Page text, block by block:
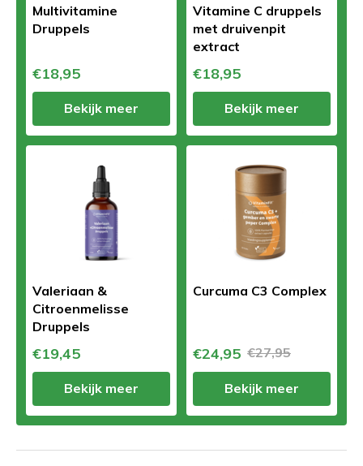
Multivitamine
Druppels
€18,95
Bekijk meer
Vitamine C druppels
met druivenpit
extract
€18,95
Bekijk meer
Valeriaan &
Citroenmelisse
Druppels
€19,45
Bekijk meer
Curcuma C3 Complex
€24,95 €27,95
Bekijk meer